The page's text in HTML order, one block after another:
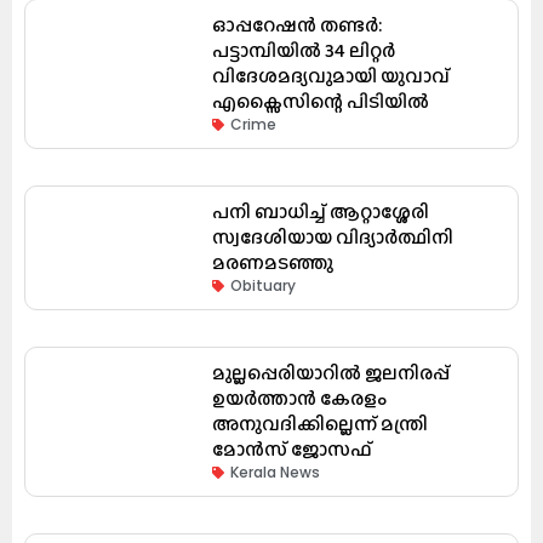
ഓപ്പറേഷൻ തണ്ടർ:
പട്ടാമ്പിയിൽ 34 ലിറ്റർ
വിദേശമദ്യവുമായി യുവാവ്
എക്സൈസിന്റെ പിടിയിൽ
Crime
പനി ബാധിച്ച് ആറ്റാശ്ശേരി
സ്വദേശിയായ വിദ്യാർത്ഥിനി
മരണമടഞ്ഞു
Obituary
മുല്ലപ്പെരിയാറിൽ ജലനിരപ്പ്
ഉയർത്താൻ കേരളം
അനുവദിക്കില്ലെന്ന് മന്ത്രി
മോൻസ് ജോസഫ്
Kerala News